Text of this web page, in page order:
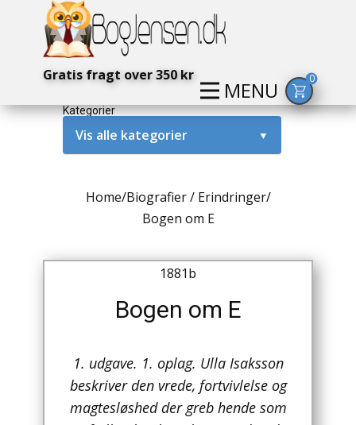
MENU
Gratis fragt over 350 kr 0
Kategorier
Vis alle kategorier ▼
Amerika / USA
Antikke / Specielle Bøger
Antikviteter
Arkitektur
Asien
Home/Biografier / Erindringer/
Bogen om E
1881b
Bogen om E
1. udgave. 1. oplag. Ulla Isaksson
beskriver den vrede, fortvivlelse og
magtesløshed der greb hende som